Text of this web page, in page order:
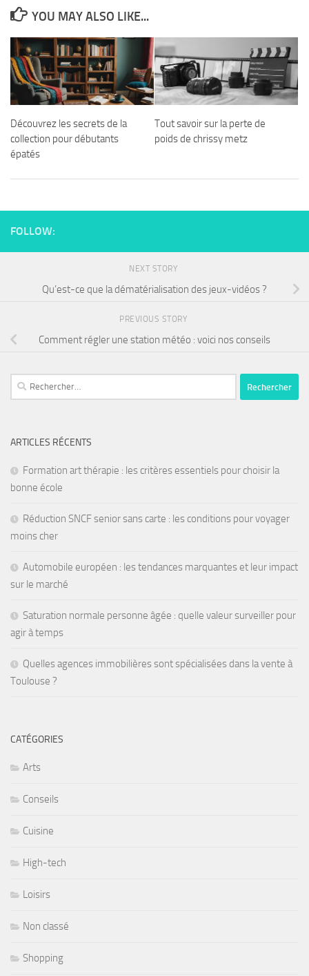
YOU MAY ALSO LIKE...
Découvrez les secrets de la
collection pour débutants
épatés
Tout savoir sur la perte de
poids de chrissy metz
FOLLOW:
NEXT STORY
Qu’est-ce que la dématérialisation des jeux-vidéos ?
PREVIOUS STORY
Comment régler une station météo : voici nos conseils
ARTICLES RÉCENTS
Formation art thérapie : les critères essentiels pour choisir la
bonne école
Réduction SNCF senior sans carte : les conditions pour voyager
moins cher
Automobile européen : les tendances marquantes et leur impact
sur le marché
Saturation normale personne âgée : quelle valeur surveiller pour
agir à temps
Quelles agences immobilières sont spécialisées dans la vente à
Toulouse ?
CATÉGORIES
Arts
Conseils
Cuisine
High-tech
Loisirs
Non classé
Shopping